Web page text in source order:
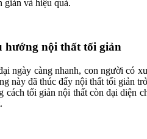
giản và hiệu quả.
hướng nội thất tối giản
ngày càng nhanh, con người có
này đã thúc đẩy nội thất tối giản
cách tối giản nội thất còn đại diện